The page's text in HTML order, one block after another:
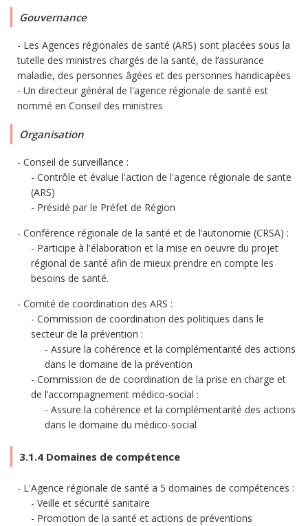
Gouvernance
Les Agences régionales de santé (ARS) sont placées sous la
tutelle des ministres chargés de la santé, de l’assurance
maladie, des personnes âgées et des personnes handicapées
Un directeur général de l'agence régionale de santé est
nommé en Conseil des ministres
Organisation
Conseil de surveillance :
Contrôle et évalue l'action de l'agence régionale de sante
(ARS)
Présidé par le Préfet de Région
Conférence régionale de la santé et de l’autonomie (CRSA) :
Participe à l'élaboration et la mise en oeuvre du projet
régional de santé afin de mieux prendre en compte les
besoins de santé.
Comité de coordination des ARS :
Commission de coordination des politiques dans le
secteur de la prévention :
Assure la cohérence et la complémentarité des actions
dans le domaine de la prévention
Commission de de coordination de la prise en charge et
de l’accompagnement médico-social :
Assure la cohérence et la complémentarité des actions
dans le domaine du médico-social
3.1.4 Domaines de compétence
L'Agence régionale de santé a 5 domaines de compétences :
Veille et sécurité sanitaire
Promotion de la santé et actions de préventions